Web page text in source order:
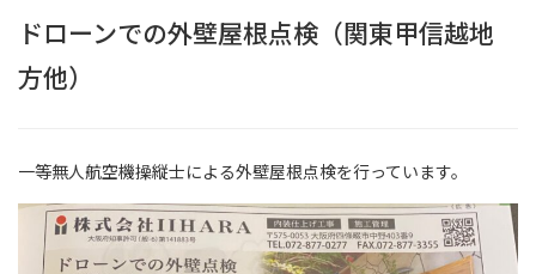
ドローンでの外壁屋根点検（関東甲信越地
方他）
一等無人航空機操縦士による外壁屋根点検を行っています。